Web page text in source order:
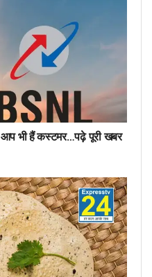
आप भी हैं कस्टमर…पढ़े पूरी खबर